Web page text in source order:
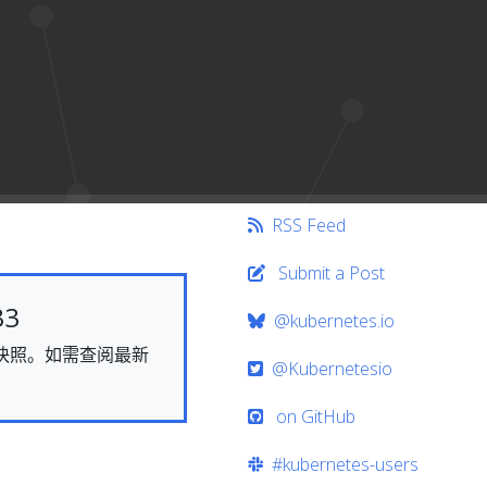
照。如需查阅最新
RSS Feed
Submit a Post
@kubernetes.io
@Kubernetesio
on GitHub
#kubernetes-users